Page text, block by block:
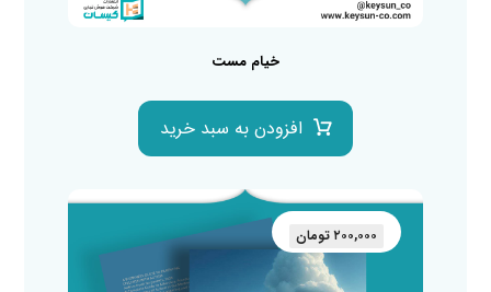
خیام مست
افزودن به سبد خرید
۲۰۰,۰۰۰ تومان